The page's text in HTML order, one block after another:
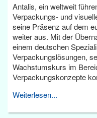
Antalis, ein weltweit
Verpackungs- und
seine Präsenz auf dem
weiter aus. Mit der
einem deutschen
Verpackungslösungen,
Wachstumskurs im
Verpackungskonzepte
Weiterlesen...